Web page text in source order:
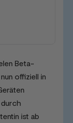
Beta-
offiziell in
durch
ist ab